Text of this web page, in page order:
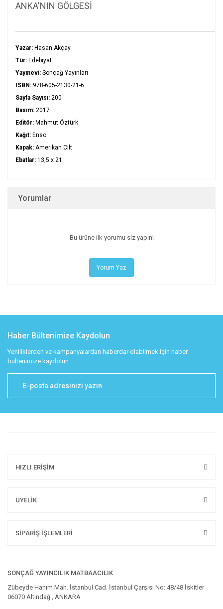
ANKA'NIN GÖLGESİ
Yazar: Hasan Akçay
Tür: Edebiyat
Yayınevi: Sonçağ Yayınları
ISBN: 978-605-2130-21-6
Sayfa Sayısı: 200
Basım: 2017
Editör: Mahmut Öztürk
Kağıt: Enso
Kapak: Amerikan Cilt
Ebatlar: 13,5 x 21
Yorumlar
Bu ürüne ilk yorumu siz yapın!
Yorum Yaz
Haber Bültenimize Kaydolun
Yeniliklerden ve kampanyalardan haberdar olabilmek için haber
bültenimize kaydolun
HIZLI ERİŞİM
ÜYELİK
SİPARİŞ İŞLEMLERİ
SONÇAĞ YAYINCILIK MATBAACILIK
Zübeyde Hanım Mah. İstanbul Cad. İstanbul Çarşısı No: 48/48 İskitler
06070 Altındağ , ANKARA